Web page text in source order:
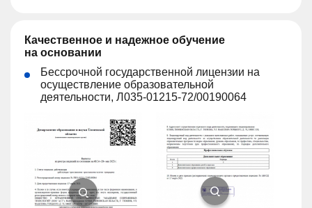
Качественное и надежное обучение
на основании
Бессрочной государственной лицензии на
осуществление образовательной
деятельности, Л035-01215-72/00190064